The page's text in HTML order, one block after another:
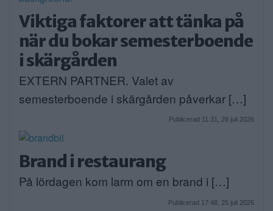
Viktiga faktorer att tänka på
när du bokar semesterboende
i skärgården
EXTERN PARTNER. Valet av
semesterboende i skärgården påverkar […]
Publicerad 11:31, 28 juli 2026
Brand i restaurang
På lördagen kom larm om en brand i […]
Publicerad 17:48, 25 juli 2026